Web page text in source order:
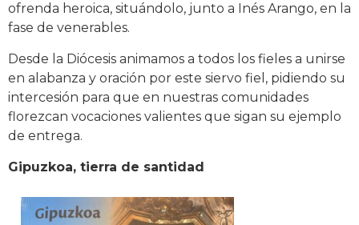
ofrenda heroica, situándolo, junto a Inés Arango, en la
fase de venerables.
Desde la Diócesis animamos a todos los fieles a unirse
en alabanza y oración por este siervo fiel, pidiendo su
intercesión para que en nuestras comunidades
florezcan vocaciones valientes que sigan su ejemplo
de entrega.
Gipuzkoa, tierra de santidad